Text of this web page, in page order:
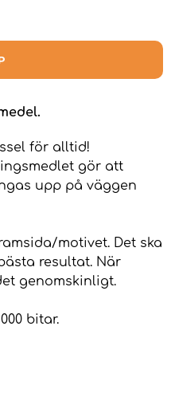
för alltid!
gör att
upp på väggen
motivet. Det ska
resultat. När
genomskinligt.
bitar.